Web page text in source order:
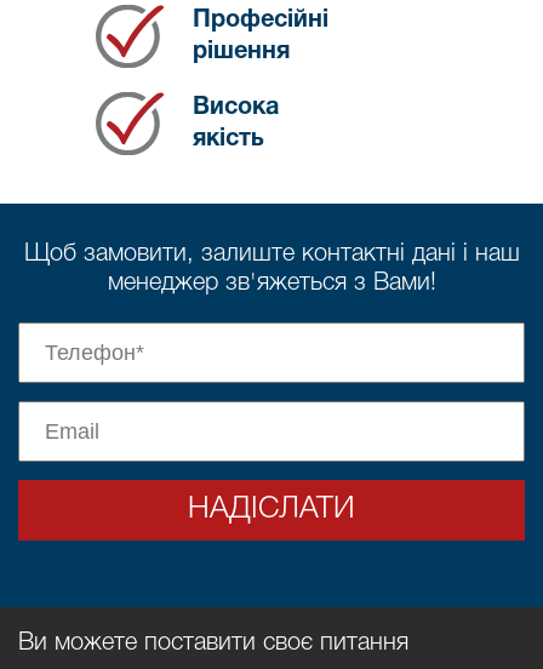
Професійні
рішення
Висока
якість
Щоб замовити, залиште контактні дані і наш
менеджер зв'яжеться з Вами!
НАДІСЛАТИ
Ви можете поставити своє питання